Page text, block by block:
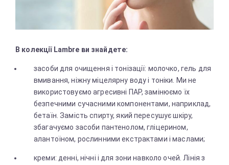
В колекції Lambre ви знайдете:
засоби для очищення і тонізації: молочко, гель для
вмивання, ніжну міцелярну воду і тоніки. Ми не
використовуємо агресивні ПАР, замінюємо їх
безпечними сучасними компонентами, наприклад,
бетаїн. Замість спирту, який пересушує шкіру,
збагачуємо засоби пантенолом, гліцерином,
алантоїном, рослинними екстрактами і маслами;
креми: денні, нічні і для зони навколо очей. Лінія з